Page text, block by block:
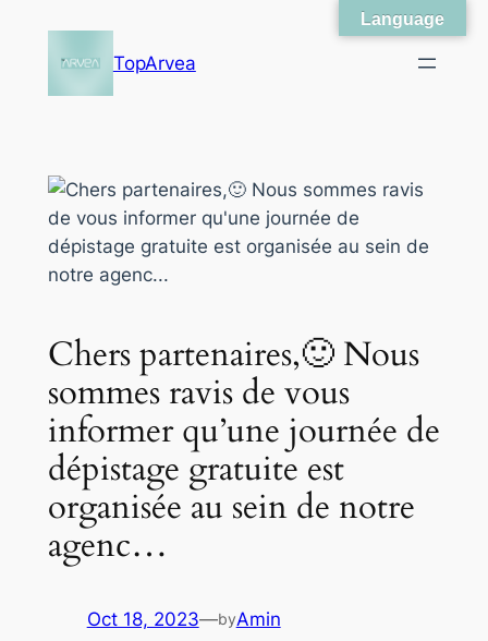
TopArvea
Chers partenaires,🙂 Nous
sommes ravis de vous
informer qu’une journée de
dépistage gratuite est
organisée au sein de notre
agenc…
Oct 18, 2023—byAmin
Language